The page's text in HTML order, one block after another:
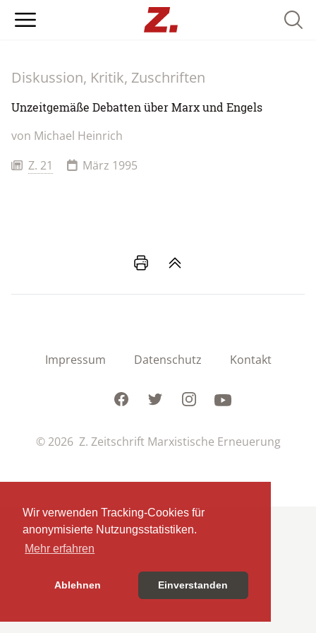
Wir verwenden Tracking-Cookies für
anonymisierte Nutzungsstatistiken.
Mehr erfahren
Ablehnen Einverstanden
Diskussion, Kritik, Zuschriften
Unzeitgemäße Debatten über Marx und Engels
von Michael Heinrich
Z. 21
März 1995
Impressum Datenschutz Kontakt
FacebookTwitterInstagramYoutube
© 2026 Z. Zeitschrift Marxistische Erneuerung